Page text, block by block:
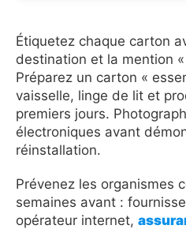
Étiquetez chaque carton
destination et la mention
Préparez un carton «
vaisselle, linge de lit et
premiers jours.
électroniques avant
réinstallation.
Prévenez les organismes
semaines avant :
opérateur internet,